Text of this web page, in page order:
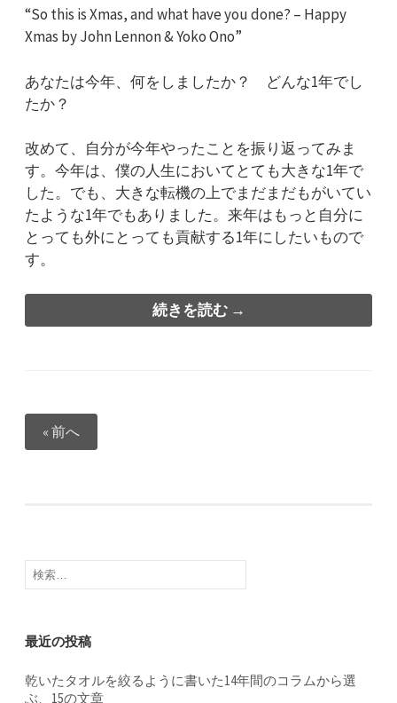
“So this is Xmas, and what have you done? – Happy
Xmas by John Lennon & Yoko Ono”
あなたは今年、何をしましたか？ どんな1年でし
たか？
改めて、自分が今年やったことを振り返ってみま
す。今年は、僕の人生においてとても大きな1年で
した。でも、大きな転機の上でまだまだもがいてい
たような1年でもありました。来年はもっと自分に
とっても外にとっても貢献する1年にしたいもので
す。
続きを読む →
投
稿
ジ
り
« 前へ
検
索:
最近の投稿
乾いたタオルを絞るように書いた14年間のコラムから選
ぶ、15の文章